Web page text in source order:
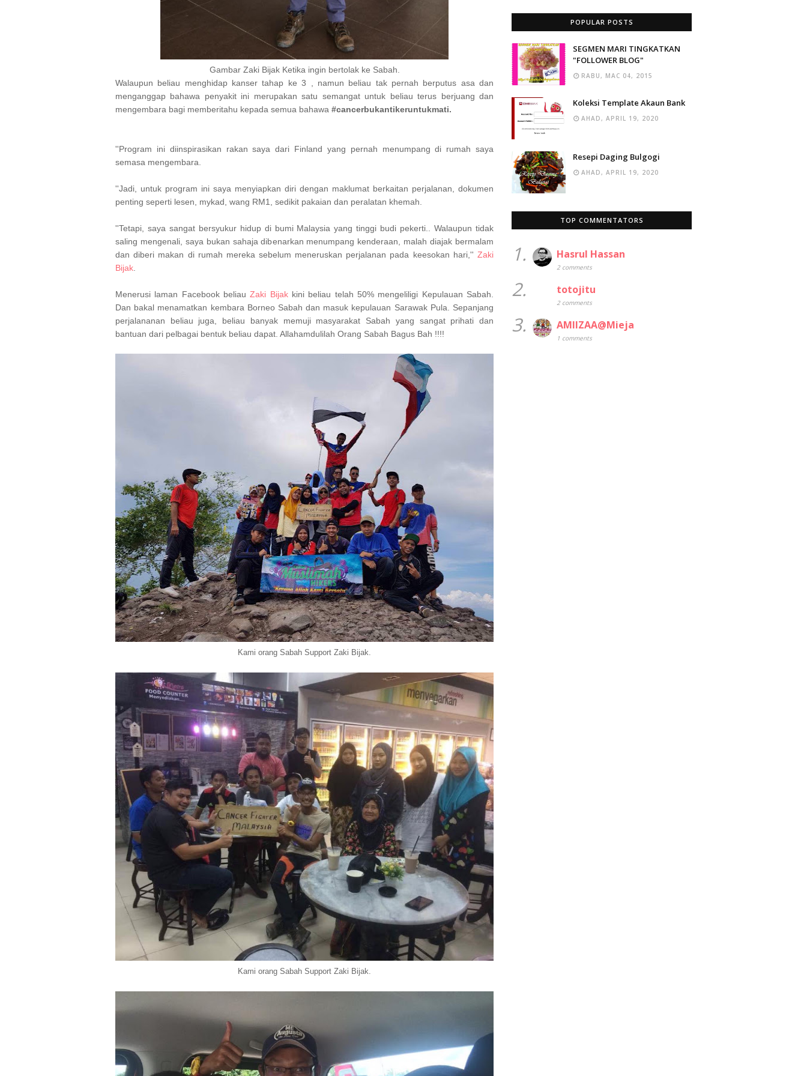
Gambar Zaki Bijak Ketika ingin bertolak ke Sabah.
Walaupun beliau menghidap kanser tahap ke 3 , namun beliau tak pernah berputus asa dan
menganggap bahawa penyakit ini merupakan satu semangat untuk beliau terus berjuang dan
mengembara bagi memberitahu kepada semua bahawa #cancerbukantikeruntukmati.
''Program ini diinspirasikan rakan saya dari Finland yang pernah menumpang di rumah saya
semasa mengembara.
''Jadi, untuk program ini saya menyiapkan diri dengan maklumat berkaitan perjalanan, dokumen
penting seperti lesen, mykad, wang RM1, sedikit pakaian dan peralatan khemah.
''Tetapi, saya sangat bersyukur hidup di bumi Malaysia yang tinggi budi pekerti.. Walaupun tidak
saling mengenali, saya bukan sahaja dibenarkan menumpang kenderaan, malah diajak bermalam
dan diberi makan di rumah mereka sebelum meneruskan perjalanan pada keesokan hari,'' Zaki
Bijak
Menerusi laman Facebook beliauZaki Bijakkini beliau telah 50% mengeliligi Kepulauan Sabah.
Dan bakal menamatkan kembara Borneo Sabah dan masuk kepulauan Sarawak Pula. Sepanjang
perjalananan beliau juga, beliau banyak memuji masyarakat Sabah yang sangat prihati dan
bantuan dari pelbagai bentuk beliau dapat. Allahamdulilah Orang Sabah Bagus Bah !!!!
Kami orang Sabah Support Zaki Bijak.
Kami orang Sabah Support Zaki Bijak.
POPULAR POSTS
SEGMEN MARI TINGKATKAN
"FOLLOWER BLOG"
RABU, MAC 04, 2015
Koleksi Template Akaun Bank
AHAD, APRIL 19, 2020
Resepi Daging Bulgogi
AHAD, APRIL 19, 2020
TOP COMMENTATORS
1. Hasrul Hassan
2 comments
2. totojitu
2 comments
3. AMIIZAA@Mieja
1 comments